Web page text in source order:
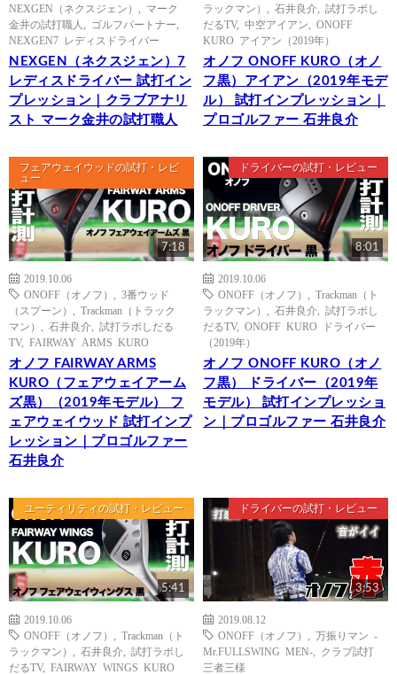
NEXGEN（ネクスジェン）
マーク
金井の試打職人
ゴルフパートナー
NEXGEN7 レディスドライバー
NEXGEN（ネクスジェン）7
レディスドライバー 試打イン
プレッション｜クラブアナリ
スト マーク金井の試打職人
ラックマン）
石井良介
試打ラボし
だるTV, 中空アイアン
ONOFF
KURO アイアン（2019年）
オノフ ONOFF KURO（オノ
フ黒）アイアン（2019年モデ
ル） 試打インプレッション｜
プロゴルファー 石井良介
フェアウェイウッドの試打・レビ
ュー
7:18
2019.10.06
ONOFF（オノフ）
3番ウッド
（スプーン）
Trackman（トラック
マン）
石井良介
試打ラボしだる
TV, FAIRWAY ARMS KURO
オノフ FAIRWAY ARMS
KURO（フェアウェイアーム
ズ黒）（2019年モデル） フ
ェアウェイウッド 試打インプ
レッション｜プロゴルファー
石井良介
ドライバーの試打・レビュー
8:01
2019.10.06
ONOFF（オノフ）
Trackman（ト
ラックマン）
石井良介
試打ラボし
だるTV, ONOFF KURO ドライバー
（2019年）
オノフ ONOFF KURO（オノ
フ黒） ドライバー（2019年
モデル） 試打インプレッショ
ン｜プロゴルファー 石井良介
ユーティリティの試打・レビュー
5:41
2019.10.06
ONOFF（オノフ）
Trackman（ト
ラックマン）
石井良介
試打ラボし
だるTV, FAIRWAY WINGS KURO
ドライバーの試打・レビュー
3:53
2019.08.12
ONOFF（オノフ）
万振りマン -
Mr.FULLSWING MEN-
クラブ試打
三者三様